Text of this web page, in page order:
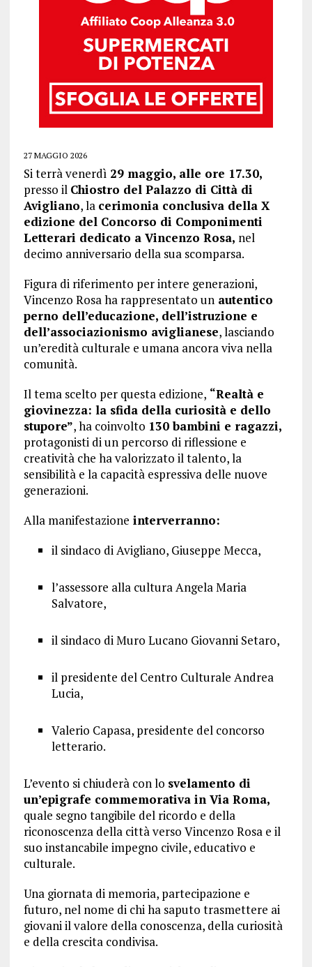
27 MAGGIO 2026
Si terrà venerdì29 maggio, alle ore 17.30,
presso il Chiostro del Palazzo di Città di
Avigliano, la cerimonia conclusiva della X
edizione del Concorso di Componimenti
Letterari dedicato a Vincenzo Rosa, nel
decimo anniversario della sua scomparsa.
Figura di riferimento per intere generazioni,
Vincenzo Rosa ha rappresentato unautentico
perno dell’educazione, dell’istruzione e
dell’associazionismo aviglianese, lasciando
un’eredità culturale e umana ancora viva nella
comunità.
Il tema scelto per questa edizione, “Realtà e
giovinezza: la sfida della curiosità e dello
stupore”, ha coinvolto 130 bambini e ragazzi,
protagonisti di un percorso di riflessione e
creatività che ha valorizzato il talento, la
sensibilità e la capacità espressiva delle nuove
generazioni.
Alla manifestazione interverranno:
il sindaco di Avigliano, Giuseppe Mecca,
l’assessore alla cultura Angela Maria
Salvatore,
il sindaco di Muro Lucano Giovanni Setaro,
il presidente del Centro Culturale Andrea
Lucia,
Valerio Capasa, presidente del concorso
letterario.
L’evento si chiuderà con lo svelamento di
un’epigrafe commemorativa in Via Roma,
quale segno tangibile del ricordo e della
riconoscenza della città verso Vincenzo Rosa e il
suo instancabile impegno civile, educativo e
culturale.
Una giornata di memoria, partecipazione e
futuro, nel nome di chi ha saputo trasmettere ai
giovani il valore della conoscenza, della curiosità
e della crescita condivisa.